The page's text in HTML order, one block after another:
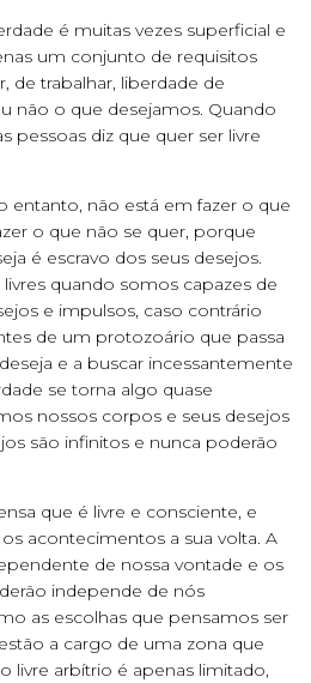
é muitas vezes superficial e
um conjunto de requisitos
de trabalhar, liberdade de
não o que desejamos. Quando
pessoas diz que quer ser livre
entanto, não está em fazer o que
o que não se quer, porque
é escravo dos seus desejos.
quando somos capazes de
e impulsos, caso contrário
de um protozoário que passa
e a buscar incessantemente
se torna algo quase
nossos corpos e seus desejos
são infinitos e nunca poderão
que é livre e consciente, e
acontecimentos a sua volta. A
de nossa vontade e os
independe de nós
as escolhas que pensamos ser
a cargo de uma zona que
livre arbítrio é apenas limitado,